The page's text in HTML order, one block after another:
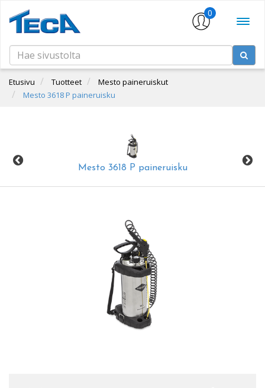
0
Etusivu Tuotteet
Mesto paineruiskut
Mesto 3618 P paineruisku
Mesto 3618 P paineruisku